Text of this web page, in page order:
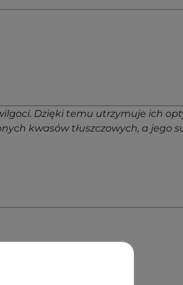
Dzięki temu utrzymuje ich
kwasów tłuszczowych, a jego